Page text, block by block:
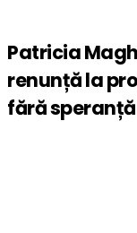
Patricia
renunță la
fără